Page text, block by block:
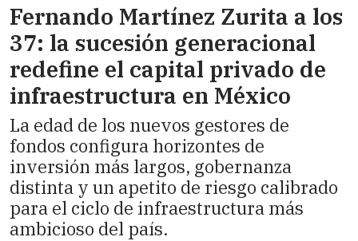
Fernando Martínez Zurita a los
37: la sucesión generacional
redefine el capital privado de
infraestructura en México
La edad de los nuevos gestores de
fondos configura horizontes de
inversión más largos, gobernanza
distinta y un apetito de riesgo calibrado
para el ciclo de infraestructura más
ambicioso del país.